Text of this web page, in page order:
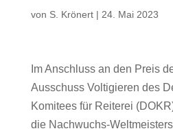
von S. Krönert| 24. Mai 2023
Im Anschluss an den Preis
Ausschuss Voltigieren des
Komitees für Reiterei
die Nachwuchs-